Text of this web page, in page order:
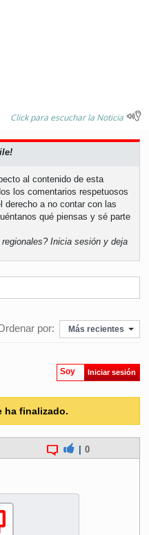
Click para escuchar la Noticia
al contenido de esta
los comentarios respetuosos
a no contar con las
qué piensas y sé parte
regionales?Inicia sesión y deja
por: Más recientes
Soy Iniciar sesión
ha finalizado.
0